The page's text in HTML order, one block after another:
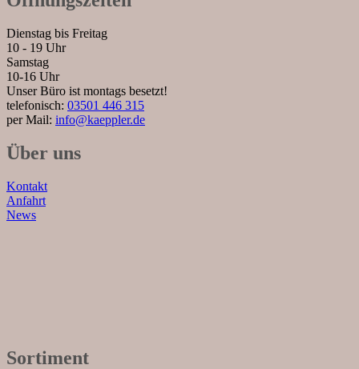
Dienstag bis Freitag
10 - 19 Uhr
Samstag
10-16 Uhr
Unser Büro ist montags besetzt!
telefonisch: 03501 446 315
per Mail: info@kaeppler.de
Über uns
Kontakt
Anfahrt
News
Sortiment